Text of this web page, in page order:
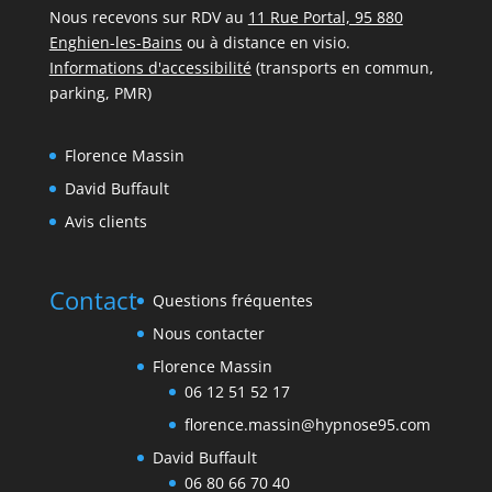
Nous recevons sur RDV au 11 Rue Portal, 95 880
Enghien-les-Bains ou à distance en visio.
Informations d'accessibilité(transports en commun,
parking, PMR)
Florence Massin
David Buffault
Avis clients
Contact
Questions fréquentes
Nous contacter
Florence Massin
06 12 51 52 17
florence.massin@hypnose95.com
David Buffault
06 80 66 70 40